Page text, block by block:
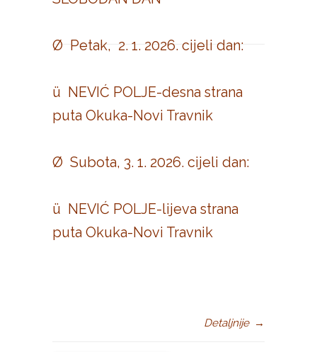
Ø Petak, 2. 1. 2026. cijeli dan:
ü NEVIĆ POLJE-desna strana
puta Okuka-Novi Travnik
Ø Subota, 3. 1. 2026. cijeli dan:
ü NEVIĆ POLJE-lijeva strana
puta Okuka-Novi Travnik
Detaljnije →